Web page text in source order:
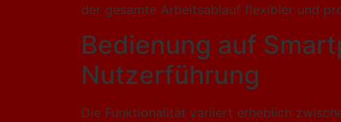
der gesamte Arbeitsablauf flexibler und
Bedienung auf
Nutzerführung
Die Funktionalität variiert erheblich